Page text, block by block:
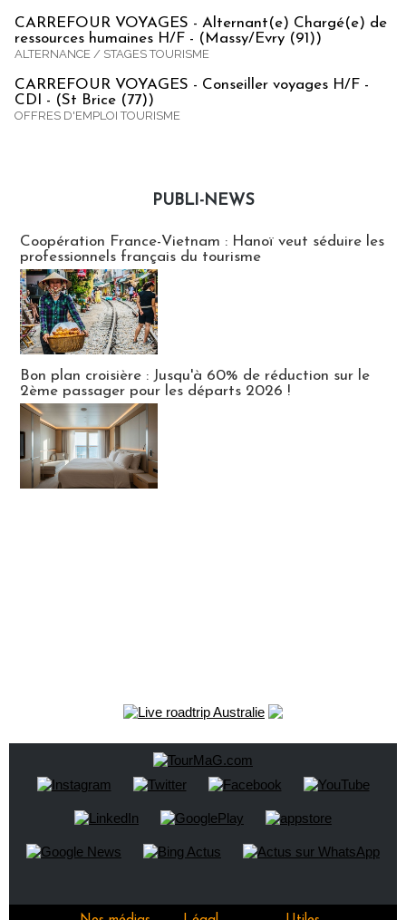
CARREFOUR VOYAGES - Alternant(e) Chargé(e) de
ressources humaines H/F - (Massy/Evry (91))
ALTERNANCE / STAGES TOURISME
CARREFOUR VOYAGES - Conseiller voyages H/F -
CDI - (St Brice (77))
OFFRES D'EMPLOI TOURISME
PUBLI-NEWS
Coopération France-Vietnam : Hanoï veut séduire les
professionnels français du tourisme
Bon plan croisière : Jusqu'à 60% de réduction sur le
2ème passager pour les départs 2026 !